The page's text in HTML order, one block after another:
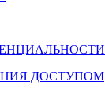
ДОСТУПОМ